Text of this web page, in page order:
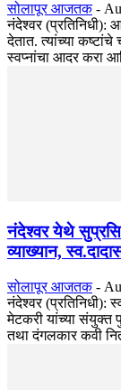
सोलापूर आजतक -
नंदेश्वर (प्रतिनिधी):
देतात. त्यांच्या कष्टांचे
स्वप्नांचा आदर करा
नंदेश्वर येथे
व्याख्यान,
सोलापूर आजतक -
नंदेश्वर (प्रतिनिधी):
मेटकरी यांच्या संयुक्त
तथा दंगलकार कवी